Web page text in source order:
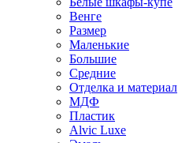
Венге
Размер
Маленькие
Большие
Средние
Отделка и материал
МДФ
Пластик
Alvic Luxe